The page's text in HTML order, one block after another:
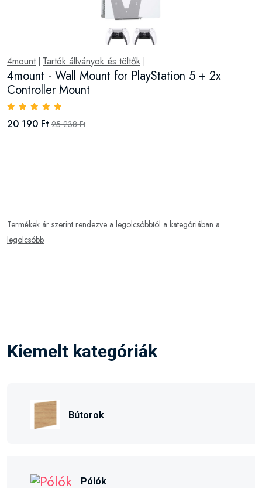
4mount| Tartók állványok és töltők
4mount - Wall Mount for PlayStation 5 + 2x
Controller Mount
20 190 Ft 25 238 Ft
Termékek ár szerint rendezve a legolcsóbbtól a kategóriában a
legolcsóbb
Kiemelt kategóriák
Bútorok
Pólók